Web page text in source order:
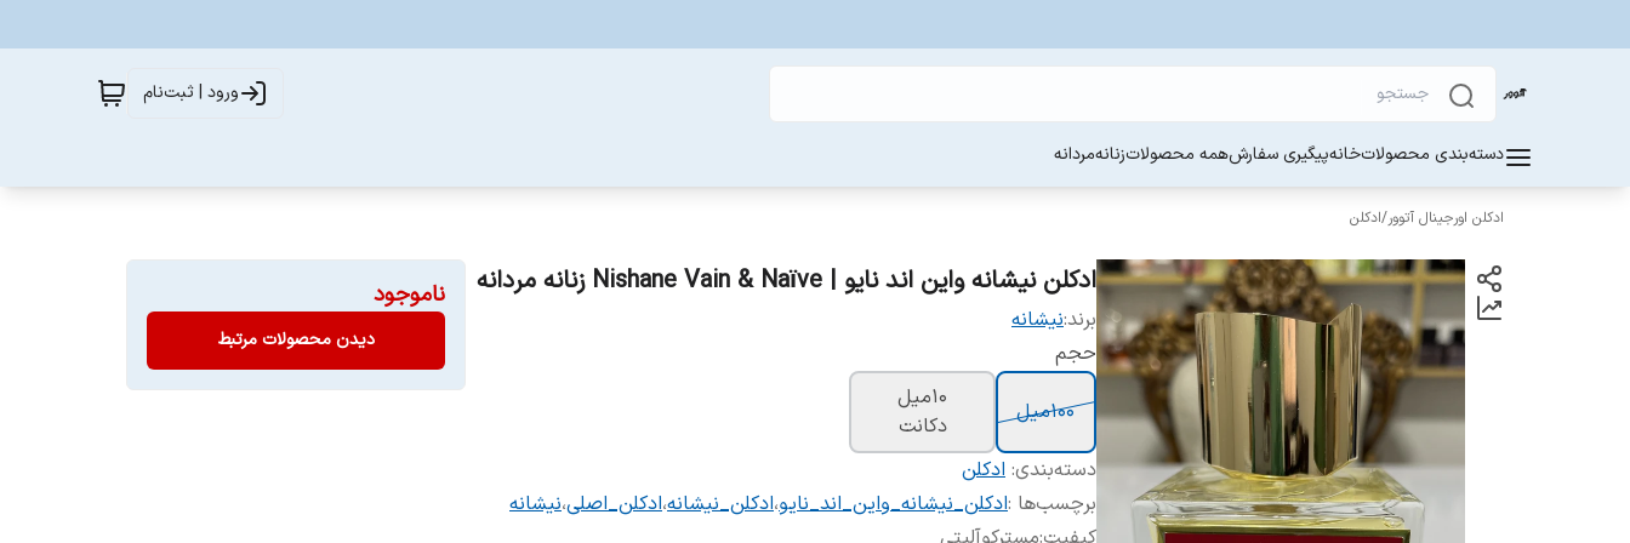
ورود | ثبت‌نام
دسته‌بندی محصولاتخانهپیگیری سفارشهمه محصولاتزنانهمردانه
ادکلن اورجینال آتوور/ادکلن
ادکلن نیشانه واین اند نایو | Nishane Vain & Naïve زنانه مردانه
برند:نیشانه
حجم
100ميل
10ميل
دکانت
دسته‌بندی: ادکلن
برچسب‌ها :ادکلن_نیشانه_واین_اند_نایو،ادکلن_نیشانه،ادکلن_اصلی،نیشانه
ناموجود
دیدن محصولات مرتبط